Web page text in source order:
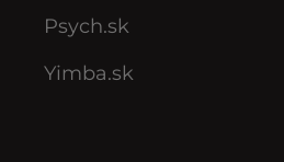
Psych.sk
Yimba.sk